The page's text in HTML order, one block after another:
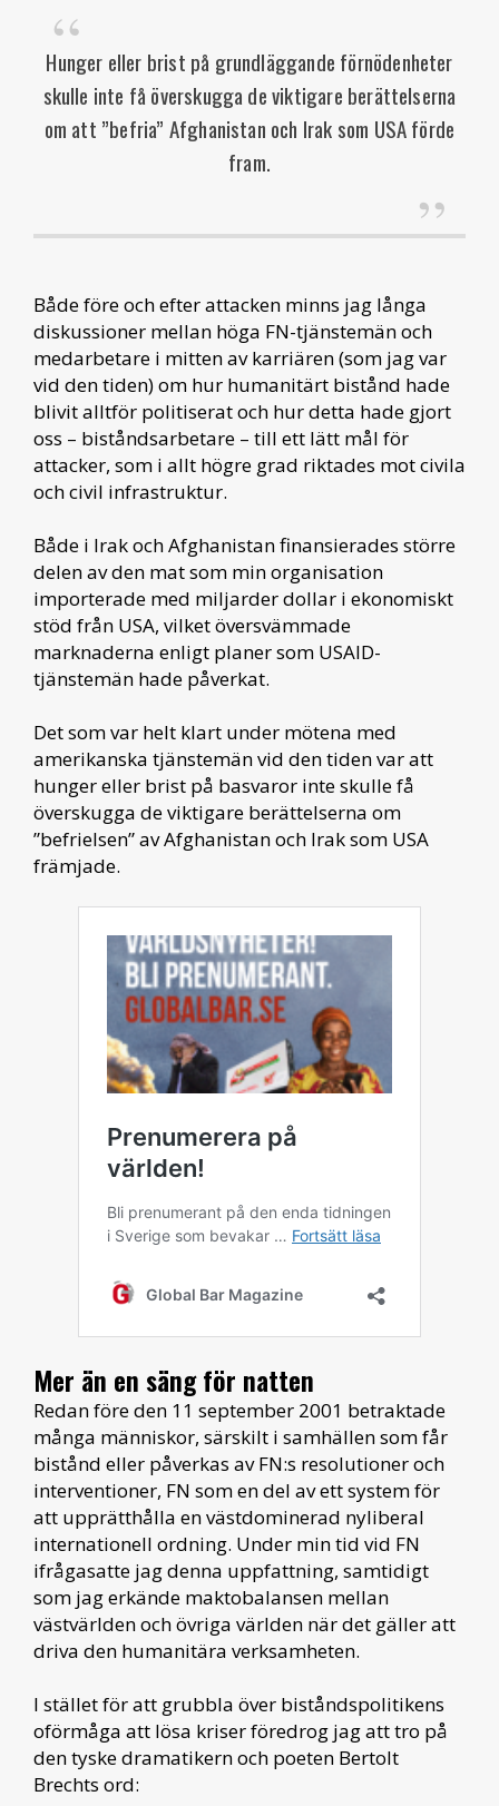
Hunger eller brist på grundläggande förnödenheter
skulle inte få överskugga de viktigare berättelserna
om att ”befria” Afghanistan och Irak som USA förde
fram.
Både före och efter attacken minns jag långa
diskussioner mellan höga FN-tjänstemän och
medarbetare i mitten av karriären (som jag var
vid den tiden) om hur humanitärt bistånd hade
blivit alltför politiserat och hur detta hade gjort
oss – biståndsarbetare – till ett lätt mål för
attacker, som i allt högre grad riktades mot civila
och civil infrastruktur.
Både i Irak och Afghanistan finansierades större
delen av den mat som min organisation
importerade med miljarder dollar i ekonomiskt
stöd från USA, vilket översvämmade
marknaderna enligt planer som USAID-
tjänstemän hade påverkat.
Det som var helt klart under mötena med
amerikanska tjänstemän vid den tiden var att
hunger eller brist på basvaror inte skulle få
överskugga de viktigare berättelserna om
”befrielsen” av Afghanistan och Irak som USA
främjade.
Mer än en säng för natten
Redan före den 11 september 2001 betraktade
många människor, särskilt i samhällen som får
bistånd eller påverkas av FN:s resolutioner och
interventioner, FN som en del av ett system för
att upprätthålla en västdominerad nyliberal
internationell ordning. Under min tid vid FN
ifrågasatte jag denna uppfattning, samtidigt
som jag erkände maktobalansen mellan
västvärlden och övriga världen när det gäller att
driva den humanitära verksamheten.
I stället för att grubbla över biståndspolitikens
oförmåga att lösa kriser föredrog jag att tro på
den tyske dramatikern och poeten Bertolt
Brechts ord: